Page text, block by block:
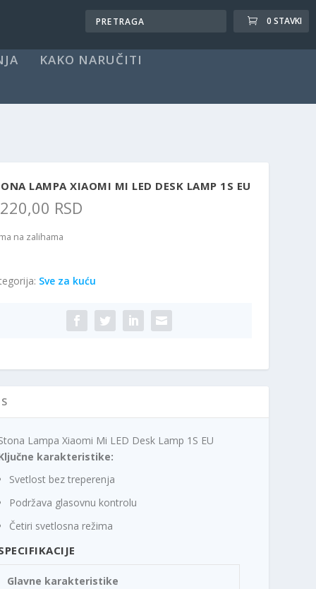
0 STAVKI
KAKO NARUČITI
LAMPA XIAOMI MI LED DESK LAMP 1S EU
RSD
na zalihama
Sve za kuću
Lampa Xiaomi Mi LED Desk Lamp 1S EU
karakteristike:
Svetlost bez treperenja
Podržava glasovnu kontrolu
Četiri svetlosna režima
Glavne karakteristike